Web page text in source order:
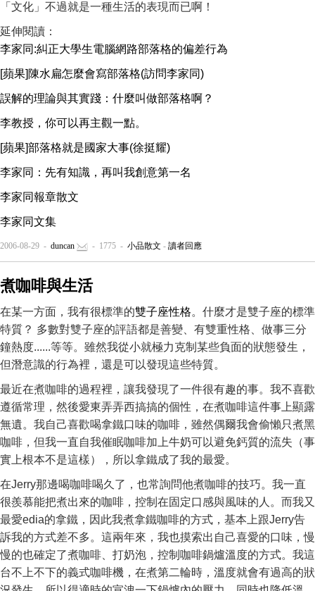
「文化」不過就是一種生活的表現而已啊！
延伸閱讀：
李家同:糾正大學生電腦網路部落格的偏差行為
[蘋果]陳水扁怎麼會寫部落格(訪問李家同)
誤解的理論與其實踐：什麼叫做部落格啊？
李教授，你可以再主觀一點。
[蘋果]部落格就是國家大事(徐挺耀)
李家同：先有知識，再叫我創意第一名
李家同報章散文
李家同文集
2006-08-29 - duncan - 1775 - 小品散文 - 讀者回應
煮咖啡與生活
在某一方面，我有很標準的雙子座性格。什麼才是雙子座的標準
特質？ 多數對雙子座的評語都是善變、有雙重性格、做事三分
鐘熱度......等等。雖然我從小就極力克制某些負面的狀態發生，
但潛意識的行為裡，還是可以發現這些特質。
最近在煮咖啡的過程裡，讓我發現了一件很有趣的事。我不喜歡
遵循常理，然後愛東弄弄西搞搞的個性，在煮咖啡這件事上顯露
無遺。我自己喜歡喝拿鐵口味的咖啡，雖然偶爾我會偷懶只煮黑
咖啡，但我一直自我催眠咖啡加上牛奶可以避免鈣質的流失（事
實上根本不是這樣），所以拿鐵成了我的最愛。
在Jerry那邊喝咖啡喝久了，也常詢問他煮咖啡的技巧。我一直
很羨慕能把煮出來的咖啡，控制在固定口感與風味的人。而我又
最愛edia的拿鐵，因此我煮拿鐵咖啡的方式，基本上跟Jerry告
訴我的方式差不多。這兩年來，我也摸索出自己喜愛的口味，慢
慢的也確定了煮咖啡、打奶泡，控制咖啡鍋爐溫度的方式。我這
台不上不下的義式咖啡機，在煮第二輪時，溫度就會有過高的狀